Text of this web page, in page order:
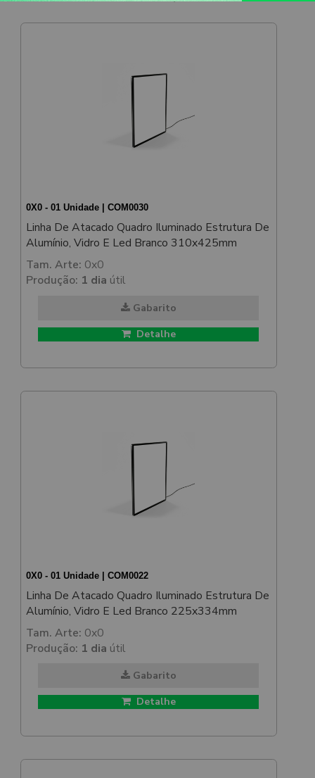
0X0 - 01 Unidade | COM0030
Linha De Atacado Quadro Iluminado Estrutura De
Alumínio, Vidro E Led Branco 310x425mm
Tam. Arte: 0x0
Produção: 1 dia útil
Gabarito
Detalhe
0X0 - 01 Unidade | COM0022
Linha De Atacado Quadro Iluminado Estrutura De
Alumínio, Vidro E Led Branco 225x334mm
Tam. Arte: 0x0
Produção: 1 dia útil
Gabarito
Detalhe